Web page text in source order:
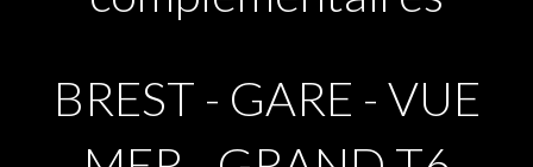
BREST - GARE - VUE